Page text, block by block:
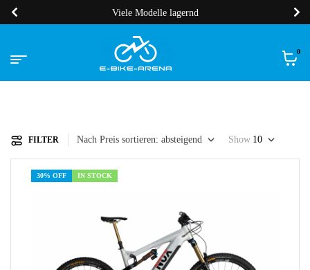
Viele Modelle lagernd
0
FILTER Nach Preis sortieren: absteigend Show 10
30% OFF IN STOCK